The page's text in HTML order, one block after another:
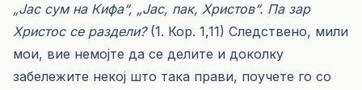
„Јас сум на Кифа“, „Јас, пак, Христов“. Па зар
Христос се раздели?(1. Кор. 1,11) Следствено, мили
мои, вие немојте да се делите и доколку
забележите некој што така прави, поучете го со